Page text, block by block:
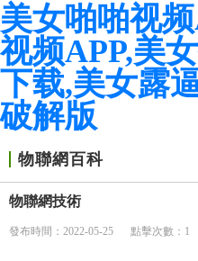
美女啪啪视
视频APP,美
下载,美女露
破解版
物聯網百科
物聯網技術
發布時間：2022-05-25 點擊次數：1